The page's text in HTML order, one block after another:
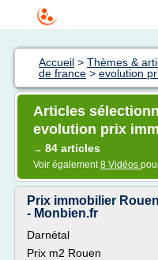
Accueil > Thèmes &
de france > evolution
Articles
evolution prix
→ 84 articles
Voir également8 Vidéos
Prix immobilier
- Monbien.fr
Darnétal
Prix m2 Rouen